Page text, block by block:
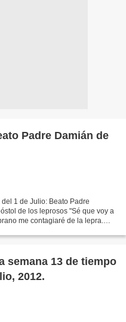
Padre Damián de
1 de Julio: Beato Padre
de los leprosos "Sé que voy a
me contagiaré de la lepra.
semana 13 de tiempo
2012.